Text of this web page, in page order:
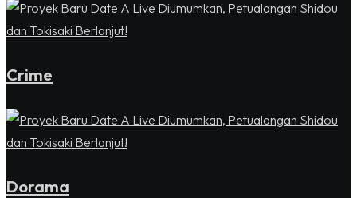
Crime
Dorama